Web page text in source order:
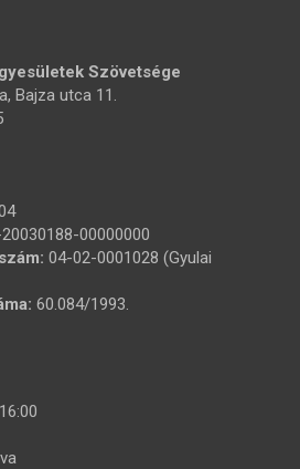
Szövetsége
Bajza utca 11.
00000000
04-02-0001028 (Gyulai
60.084/1993.